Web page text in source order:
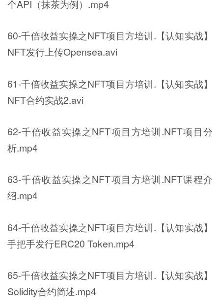
个API（抹茶为例）.mp4
60-千倍收益实操之NFT项目方培训.【认知实战】
NFT发行上传Opensea.avi
61-千倍收益实操之NFT项目方培训.【认知实战】
NFT合约实战2.avi
62-千倍收益实操之NFT项目方培训.NFT项目分
析.mp4
63-千倍收益实操之NFT项目方培训.NFT课程介
绍.mp4
64-千倍收益实操之NFT项目方培训.【认知实战】
手把手发行ERC20 Token.mp4
65-千倍收益实操之NFT项目方培训.【认知实战】
Solidity合约简述.mp4